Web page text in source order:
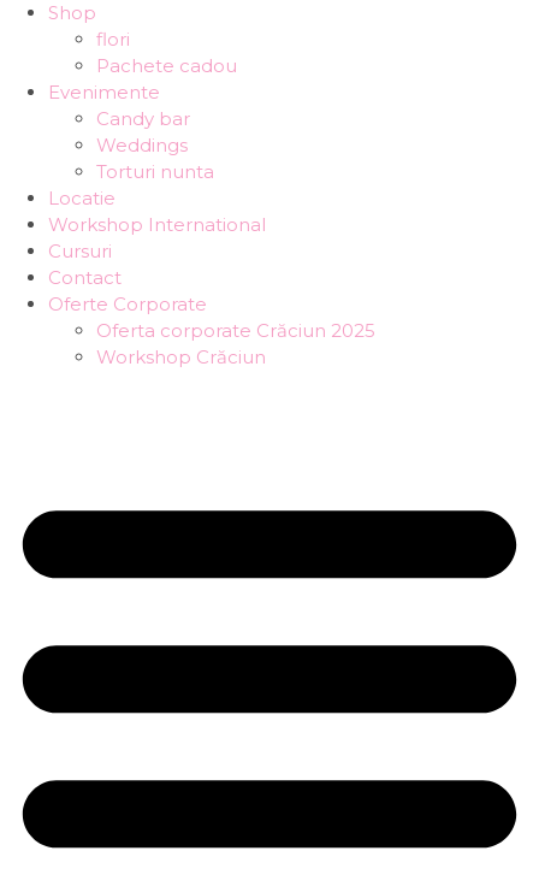
Shop
flori
Pachete cadou
Evenimente
Candy bar
Weddings
Torturi nunta
Locatie
Workshop International
Cursuri
Contact
Oferte Corporate
Oferta corporate Crăciun 2025
Workshop Crăciun